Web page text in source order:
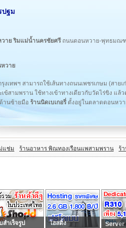
ปฐม
าย ริมแม่น้ำนครชัยศรีถนนดอนหวาย-พุทธมณฑ
วาย
รุงเทพฯ สามารถใช้เส้นทางถนนเพชรเกษม (สา
ข้สามพราน ใช้ทางเข้าทางเดียวกับวัดไร่ขิง แ
านซ้ายมือ ร้านนิดเบเกอรี่ตั้งอยู่ในตลาดดอนหวา
แช่ม ร้านอาหาร พิณทองเรือนแพสามพราน ร้
สำเร็จรูป โฮสติ้ง Server